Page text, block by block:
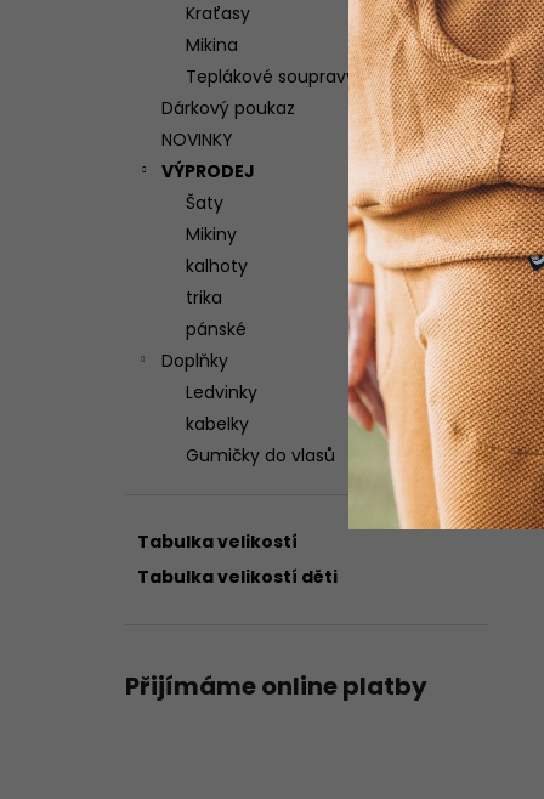
Kraťasy
Mikina
Teplákové soupravy
Dárkový poukaz
NOVINKY
VÝPRODEJ
Šaty
Mikiny
kalhoty
trika
pánské
Doplňky
Ledvinky
kabelky
Gumičky do vlasů
Tabulka velikostí
Tabulka velikostí děti
Přijímáme online platby